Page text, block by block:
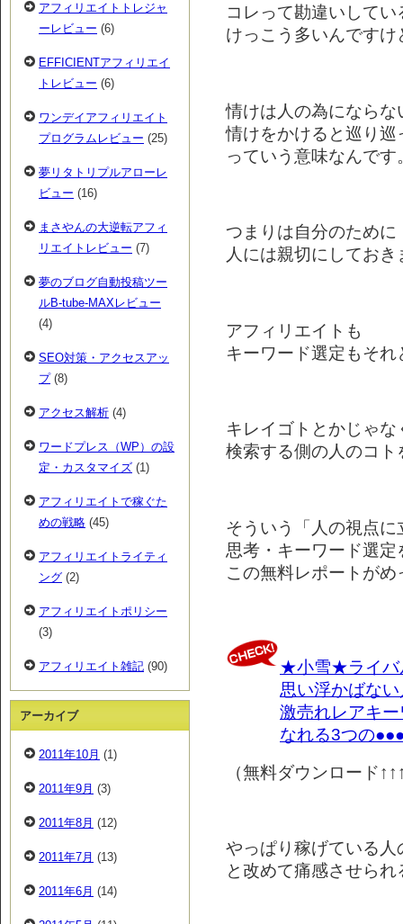
コレって勘違いしてい
けっこう多いんですけ
情けは人の為になら
情けをかけると巡り
っていう意味なんです
つまりは自分のために
人には親切にしてお
アフィリエイトも
キーワード選定もそれ
キレイゴトとかじゃ
検索する側の人のコ
そういう「人の視点に
思考・キーワード選
この無料レポートが
★小雪★ライバ
思い浮かばな
激売れレアキ
なれる3つの
（無料ダウンロード
やっぱり稼げている
と改めて痛感させら
アフィリエイトトレジャ
ーレビュー (6)
EFFICIENTアフィリエイ
トレビュー (6)
ワンデイアフィリエイト
プログラムレビュー (25)
夢リタトリプルアローレ
ビュー (16)
まさやんの大逆転アフィ
リエイトレビュー (7)
夢のブログ自動投稿ツー
ルB-tube-MAXレビュー
(4)
SEO対策・アクセスアッ
プ(8)
アクセス解析 (4)
ワードプレス（WP）の設
定・カスタマイズ (1)
アフィリエイトで稼ぐた
めの戦略 (45)
アフィリエイトライティ
ング (2)
アフィリエイトポリシー
(3)
アフィリエイト雑記 (90)
アーカイブ
2011年10月 (1)
2011年9月 (3)
2011年8月 (12)
2011年7月 (13)
2011年6月 (14)